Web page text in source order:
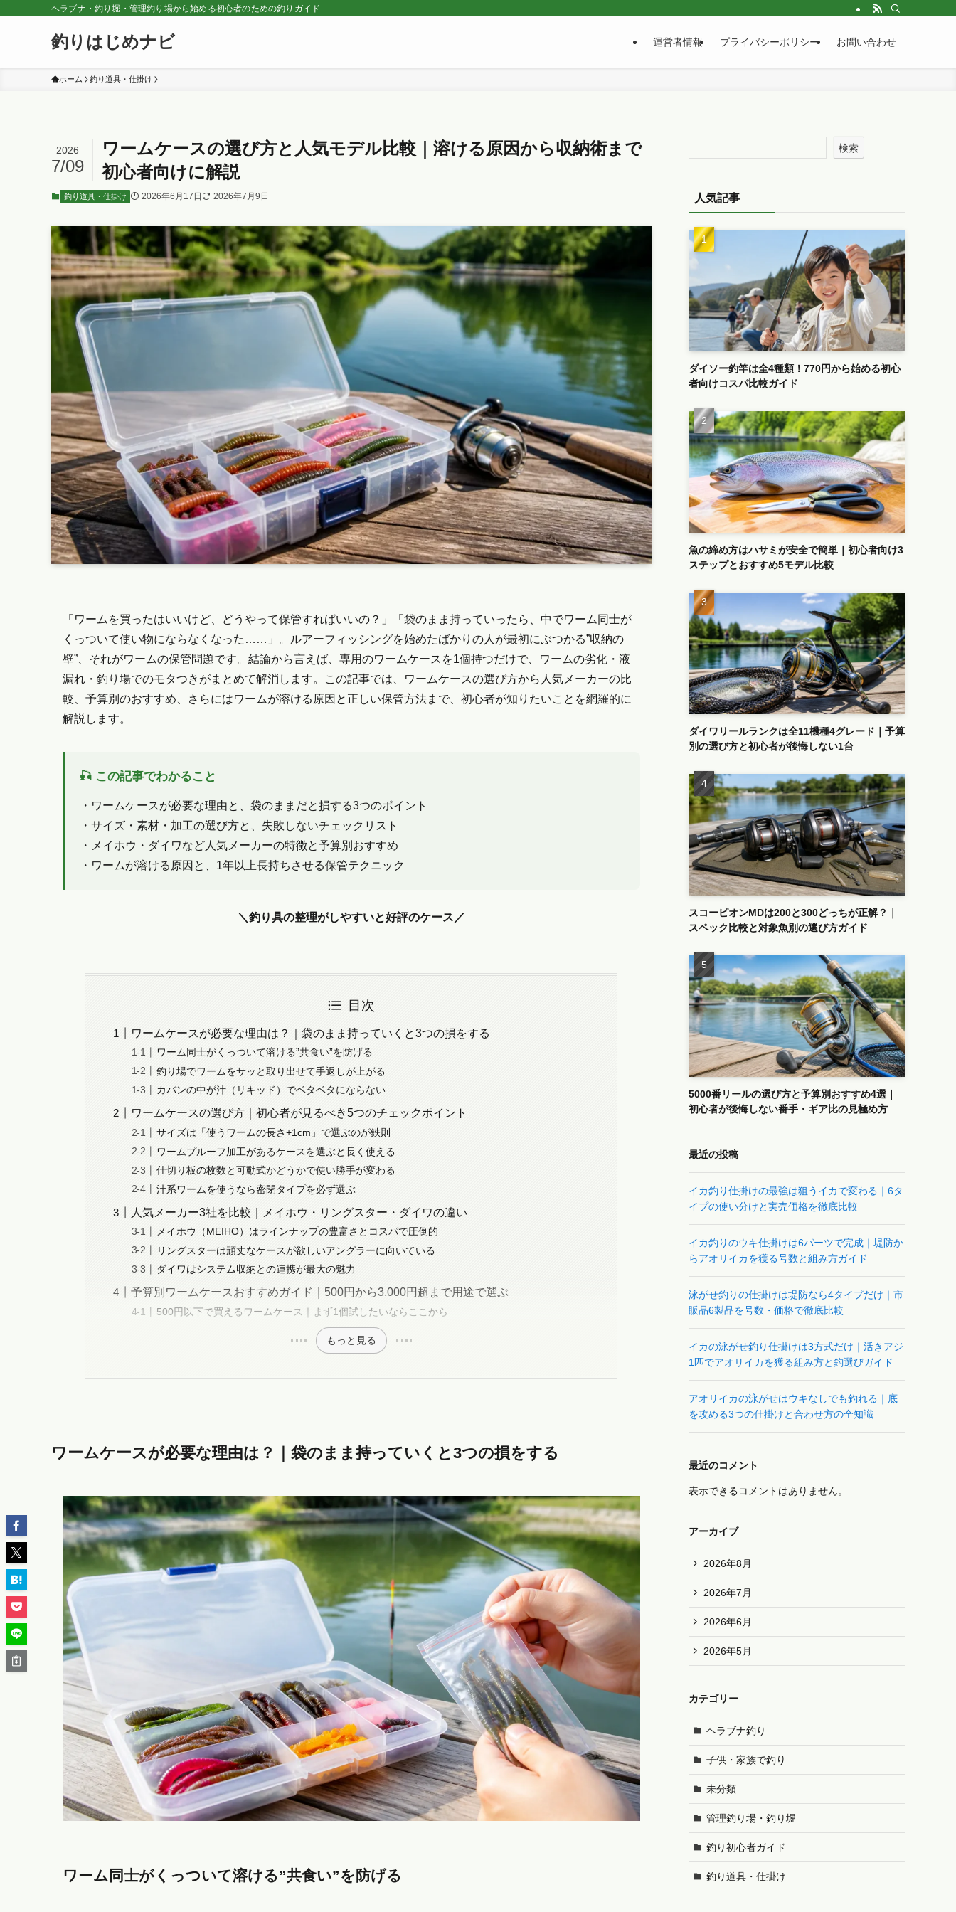
ヘラブナ・釣り堀・管理釣り場から始める初心者のための釣りガイド
釣りはじめナビ 運営者情報 プライバシーポリシー お問い合わせ
ホーム 釣り道具・仕掛け
ワームケースの選び方と人気モデル比較｜溶ける原因から収納術まで
初心者向けに解説
2026
7/09
釣り道具・仕掛け 2026年6月17日 2026年7月9日
「ワームを買ったはいいけど、どうやって保管すればいいの？」「袋のまま持っていったら、中でワーム同士が
くっついて使い物にならなくなった……」。ルアーフィッシングを始めたばかりの人が最初にぶつかる”収納の
壁”、それがワームの保管問題です。結論から言えば、専用のワームケースを1個持つだけで、ワームの劣化・液
漏れ・釣り場でのモタつきがまとめて解消します。この記事では、ワームケースの選び方から人気メーカーの比
較、予算別のおすすめ、さらにはワームが溶ける原因と正しい保管方法まで、初心者が知りたいことを網羅的に
解説します。
🎣 この記事でわかること
・ワームケースが必要な理由と、袋のままだと損する3つのポイント
・サイズ・素材・加工の選び方と、失敗しないチェックリスト
・メイホウ・ダイワなど人気メーカーの特徴と予算別おすすめ
・ワームが溶ける原因と、1年以上長持ちさせる保管テクニック
＼釣り具の整理がしやすいと好評のケース／
目次
ワームケースが必要な理由は？｜袋のまま持っていくと3つの損をする
ワーム同士がくっついて溶ける”共食い”を防げる
釣り場でワームをサッと取り出せて手返しが上がる
カバンの中が汁（リキッド）でベタベタにならない
ワームケースの選び方｜初心者が見るべき5つのチェックポイント
サイズは「使うワームの長さ+1cm」で選ぶのが鉄則
ワームプルーフ加工があるケースを選ぶと長く使える
仕切り板の枚数と可動式かどうかで使い勝手が変わる
汁系ワームを使うなら密閉タイプを必ず選ぶ
人気メーカー3社を比較｜メイホウ・リングスター・ダイワの違い
メイホウ（MEIHO）はラインナップの豊富さとコスパで圧倒的
リングスターは頑丈なケースが欲しいアングラーに向いている
ダイワはシステム収納との連携が最大の魅力
予算別ワームケースおすすめガイド｜500円から3,000円超まで用途で選ぶ
500円以下で買えるワームケース｜まず1個試したいならここから
もっと見る
ワームケースが必要な理由は？｜袋のまま持っていくと3つの損をする
ワーム同士がくっついて溶ける”共食い”を防げる
検索
人気記事
ダイソー釣竿は全4種類！770円から始める初心
者向けコスパ比較ガイド
魚の締め方はハサミが安全で簡単｜初心者向け3
ステップとおすすめ5モデル比較
ダイワリールランクは全11機種4グレード｜予算
別の選び方と初心者が後悔しない1台
スコーピオンMDは200と300どっちが正解？｜
スペック比較と対象魚別の選び方ガイド
5000番リールの選び方と予算別おすすめ4選｜
初心者が後悔しない番手・ギア比の見極め方
最近の投稿
イカ釣り仕掛けの最強は狙うイカで変わる｜6タ
イプの使い分けと実売価格を徹底比較
イカ釣りのウキ仕掛けは6パーツで完成｜堤防か
らアオリイカを獲る号数と組み方ガイド
泳がせ釣りの仕掛けは堤防なら4タイプだけ｜市
販品6製品を号数・価格で徹底比較
イカの泳がせ釣り仕掛けは3方式だけ｜活きアジ
1匹でアオリイカを獲る組み方と鈎選びガイド
アオリイカの泳がせはウキなしでも釣れる｜底
を攻める3つの仕掛けと合わせ方の全知識
最近のコメント
表示できるコメントはありません。
アーカイブ
2026年8月
2026年7月
2026年6月
2026年5月
カテゴリー
ヘラブナ釣り
子供・家族で釣り
未分類
管理釣り場・釣り堀
釣り初心者ガイド
釣り道具・仕掛け